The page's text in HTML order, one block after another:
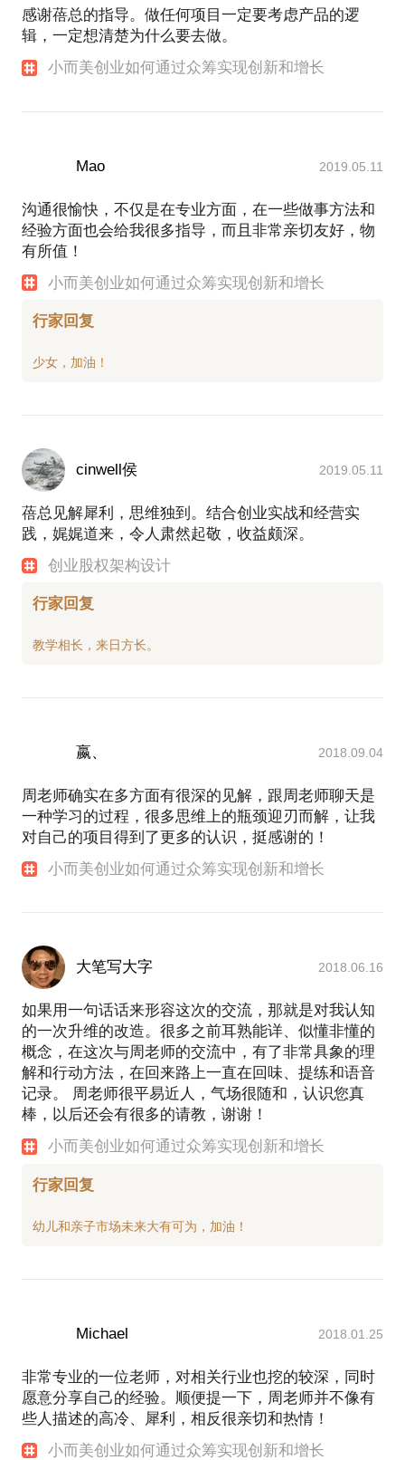
感谢蓓总的指导。做任何项目一定要考虑产品的逻
辑，一定想清楚为什么要去做。
小而美创业如何通过众筹实现创新和增长
Mao 2019.05.11
沟通很愉快，不仅是在专业方面，在一些做事方法和
经验方面也会给我很多指导，而且非常亲切友好，物
有所值！
小而美创业如何通过众筹实现创新和增长
行家回复
cinwell侯 2019.05.11
蓓总见解犀利，思维独到。结合创业实战和经营实
践，娓娓道来，令人肃然起敬，收益颇深。
创业股权架构设计
行家回复
嬴、 2018.09.04
周老师确实在多方面有很深的见解，跟周老师聊天是
一种学习的过程，很多思维上的瓶颈迎刃而解，让我
对自己的项目得到了更多的认识，挺感谢的！
小而美创业如何通过众筹实现创新和增长
大笔写大字 2018.06.16
如果用一句话话来形容这次的交流，那就是对我认知
的一次升维的改造。很多之前耳熟能详、似懂非懂的
概念，在这次与周老师的交流中，有了非常具象的理
解和行动方法，在回来路上一直在回味、提练和语音
记录。 周老师很平易近人，气场很随和，认识您真
棒，以后还会有很多的请教，谢谢！
小而美创业如何通过众筹实现创新和增长
行家回复
Michael 2018.01.25
非常专业的一位老师，对相关行业也挖的较深，同时
愿意分享自己的经验。顺便提一下，周老师并不像有
些人描述的高冷、犀利，相反很亲切和热情！
小而美创业如何通过众筹实现创新和增长